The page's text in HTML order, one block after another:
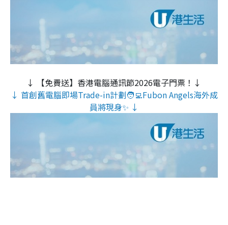
↓ 【免費送】香港電腦通訊節2026電子門票！↓
↓ 首創舊電腦即場Trade-in計劃🧑‍💻Fubon Angels海外成
員將現身✨ ↓